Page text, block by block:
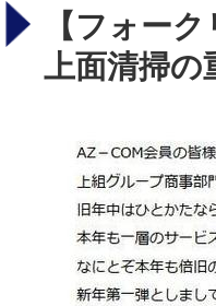
【フォー
上面清掃の